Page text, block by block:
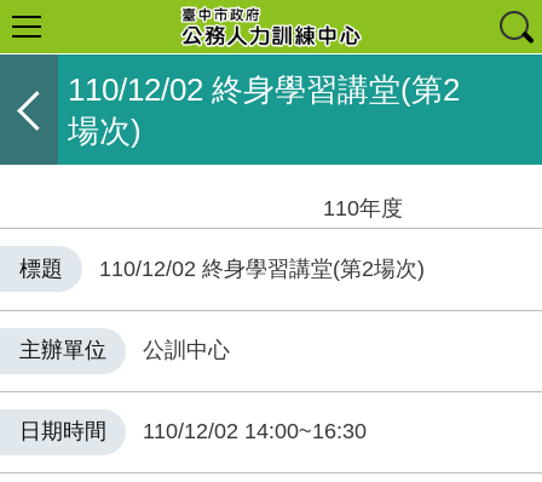
110/12/02 終身學習講堂(第2
場次)
110年度
標題 110/12/02 終身學習講堂(第2場次)
主辦單位 公訓中心
日期時間 110/12/02 14:00~16:30